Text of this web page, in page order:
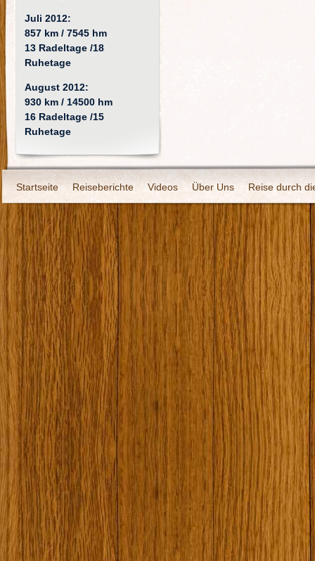
Juli 2012:
857 km / 7545 hm
13 Radeltage /18
Ruhetage
August 2012:
930 km / 14500 hm
16 Radeltage /15
Ruhetage
Startseite Reiseberichte Videos Über Uns Reise durch